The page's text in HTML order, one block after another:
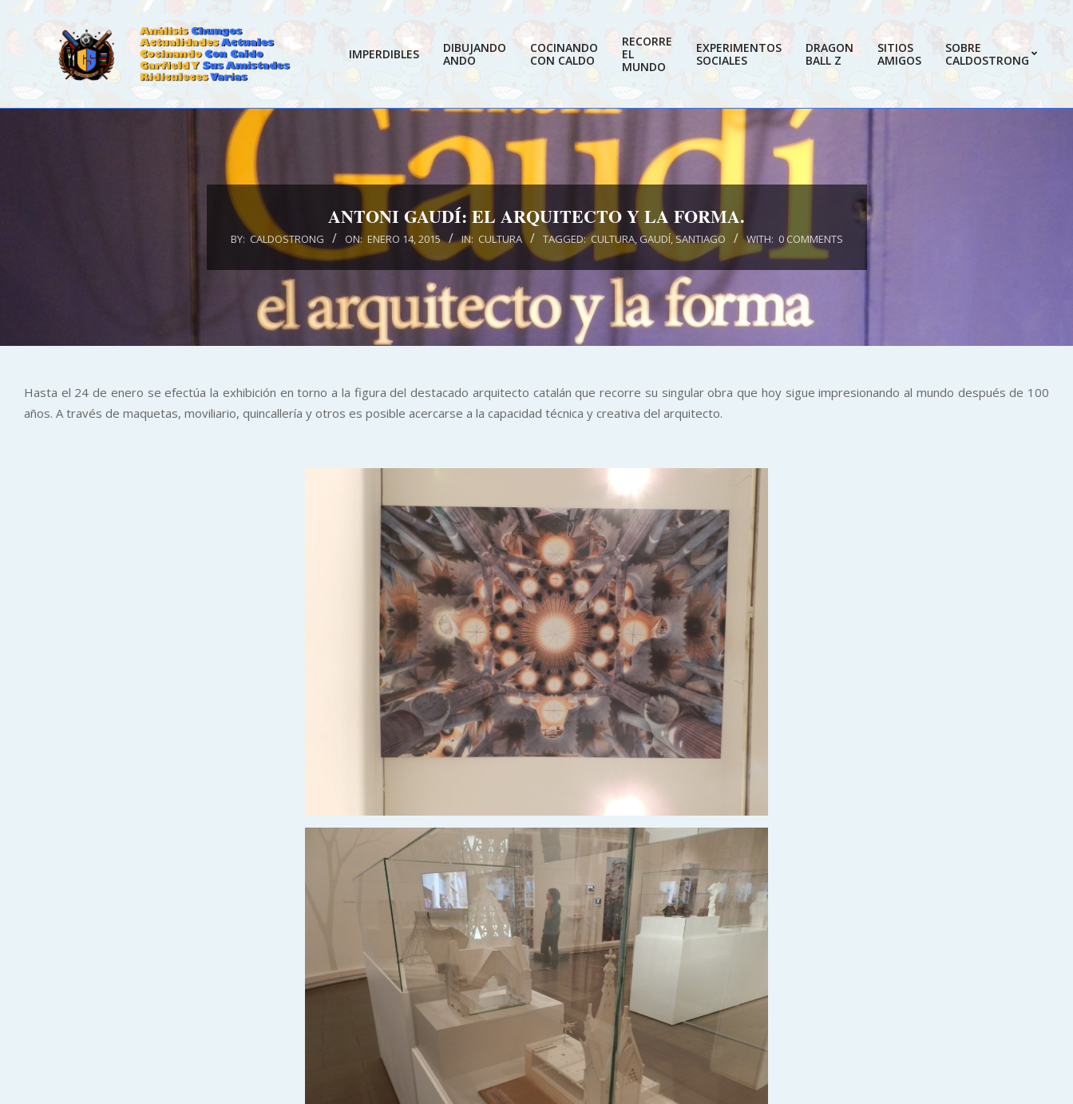
IMPERDIBLES
DIBUJANDO
ANDO
COCINANDO
CON CALDO
RECORRE
EL
MUNDO
EXPERIMENTOS
SOCIALES
DRAGON
BALL Z
SITIOS
AMIGOS
SOBRE
CALDOSTRONG
ANTONI GAUDÍ: EL ARQUITECTO Y LA FORMA.
BY: CALDOSTRONG ON: ENERO 14, 2015 IN: CULTURA TAGGED: CULTURA,GAUDÍ,SANTIAGO WITH: 0 COMMENTS
Hasta el 24 de enero se efectúa la exhibición en torno a la figura del destacado arquitecto catalán que recorre su singular obra que hoy sigue impresionando al mundo después de 100
años. A través de maquetas, moviliario, quincallería y otros es posible acercarse a la capacidad técnica y creativa del arquitecto.